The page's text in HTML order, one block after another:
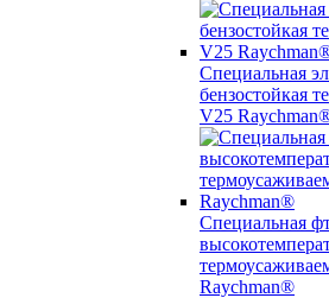
Специальная
бензостойкая
V25
Специальная
Raychman®